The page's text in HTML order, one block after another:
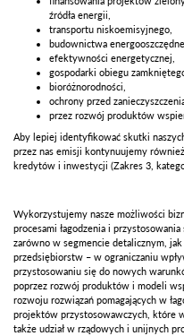
źródła energii,
transportu niskoemisyjnego,
budownictwa
efektywności energetycznej,
gospodarki obiegu
bioróżnorodności,
ochrony przed
przez rozwój produktów
Aby lepiej identyfikować skutki
przez nas emisji kontynuujemy
kredytów i inwestycji (Zakres 3,
Wykorzystujemy nasze możliwości
procesami łagodzenia i
zarówno w segmencie detalicznym,
przedsiębiorstw – w ograniczaniu
przystosowaniu się do nowych
poprzez rozwój produktów i modeli
rozwoju rozwiązań pomagających w
projektów przystosowawczych, które
także udział w rządowych i unijnych